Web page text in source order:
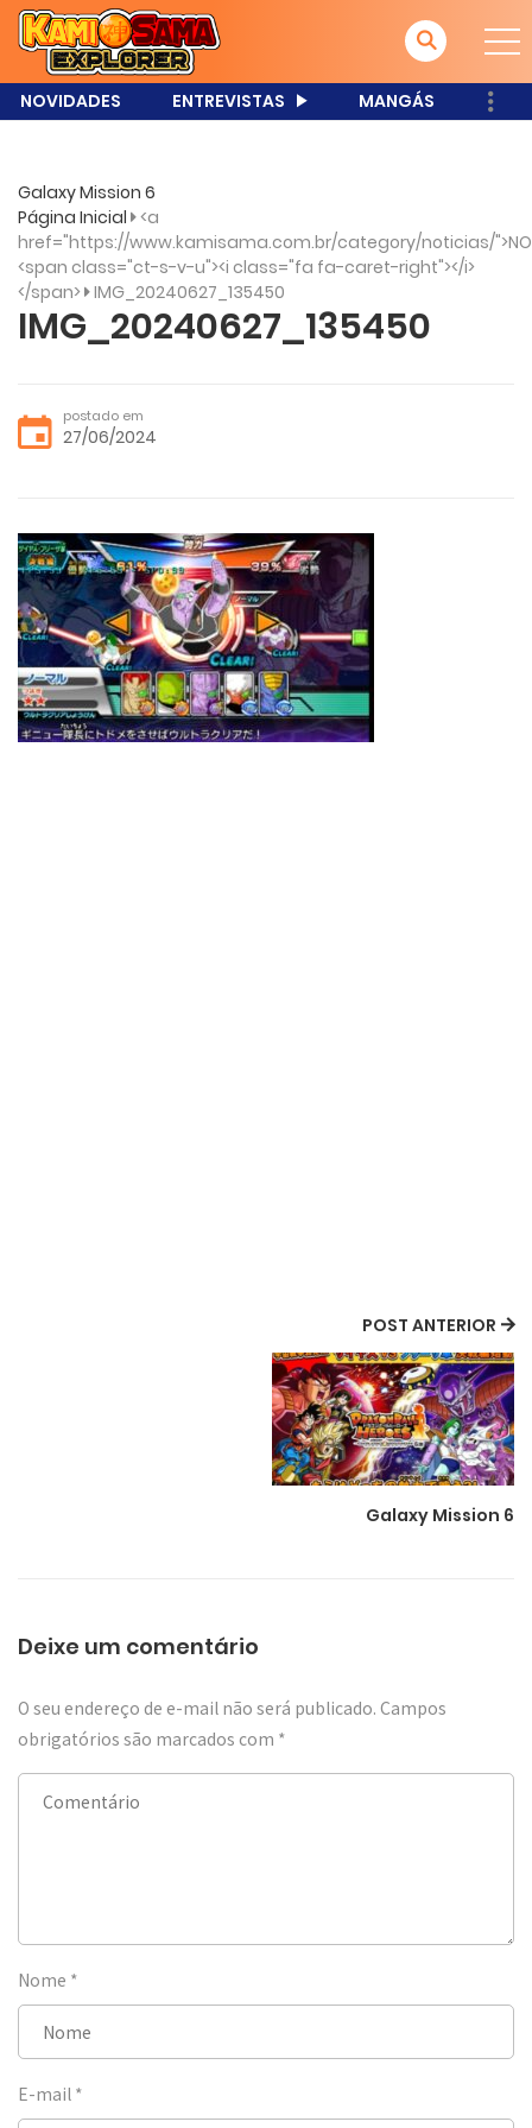
NOVIDADES ENTREVISTAS MANGÁS
Galaxy Mission 6
Página Inicial <a
href="https://www.kamisama.com.br/category/noticias/
<span class="ct-s-v-u"><i class="fa fa-caret-right"></i>
</span> IMG_20240627_135450
IMG_20240627_135450
postado em
27/06/2024
POST ANTERIOR
Galaxy Mission 6
Deixe um comentário
O seu endereço de e-mail não será publicado. Campos
obrigatórios são marcados com *
Nome *
E-mail *